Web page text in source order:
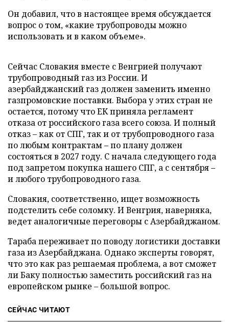
Он добавил, что в настоящее время обсуждается
вопрос о том, «какие трубопроводы можно
использовать и в каком объеме».
Сейчас Словакия вместе с Венгрией получают
трубопроводный газ из России. И
азербайджанский газ должен заменить именно
газпромовские поставки. Выбора у этих стран не
остается, потому что ЕК приняла регламент
отказа от российского газа всего союза. И полный
отказ – как от СПГ, так и от трубопроводного газа
по любым контрактам – по плану должен
состояться в 2027 году. С начала следующего года
под запретом покупка нашего СПГ, а с сентября –
и любого трубопроводного газа.
Словакия, соответственно, ищет возможность
подстелить себе соломку. И Венгрия, наверняка,
ведет аналогичные переговоры с Азербайджаном.
Тараба переживает по поводу логистики доставки
газа из Азербайджана. Однако эксперты говорят,
что это как раз решаемая проблема, а вот сможет
ли Баку полностью заместить российский газ на
европейском рынке – большой вопрос.
СЕЙЧАС ЧИТАЮТ